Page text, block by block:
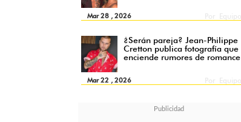
Mar 28 , 2026
¿Serán pareja? Jean-Philippe
Cretton publica fotografía que
enciende rumores de romance
Mar 22 , 2026